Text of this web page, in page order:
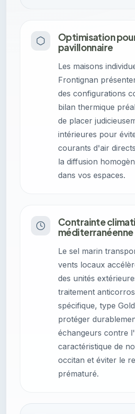
Optimisation
pavillonnaire
Les maisons
Frontignan
des configurations
bilan thermique
de placer
intérieures pour
courants d'air
la diffusion
dans vos espaces.
Contrainte
méditerranéenne
Le sel marin
vents locaux
des unités
traitement
spécifique, type
protéger
échangeurs contre
caractéristique de
occitan et éviter le
prématuré.